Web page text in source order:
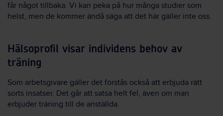
får något tillbaka. Vi kan peka på hur många studier som
helst, men de kommer ändå säga att det här gäller inte oss.
Hälsoprofil visar individens behov av
träning
Som arbetsgivare gäller det förstås också att erbjuda rätt
sorts insatser. Det går att satsa helt fel, även om man
erbjuder träning till de anställda.